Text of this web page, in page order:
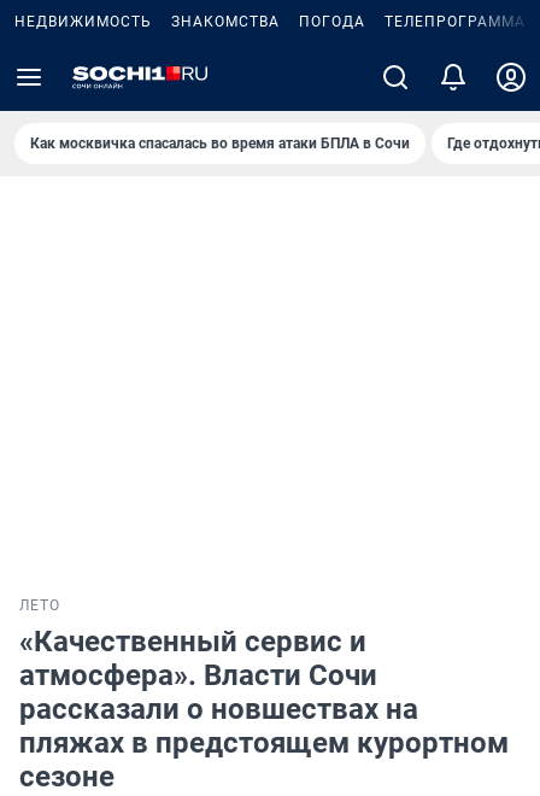
НЕДВИЖИМОСТЬ ЗНАКОМСТВА ПОГОДА ТЕЛЕПРОГРАММА
Как москвичка спасалась во время атаки БПЛА в Сочи Где
ЛЕТО
«Качественный сервис и
атмосфера». Власти Сочи
рассказали о новшествах на
пляжах в предстоящем курортном
сезоне